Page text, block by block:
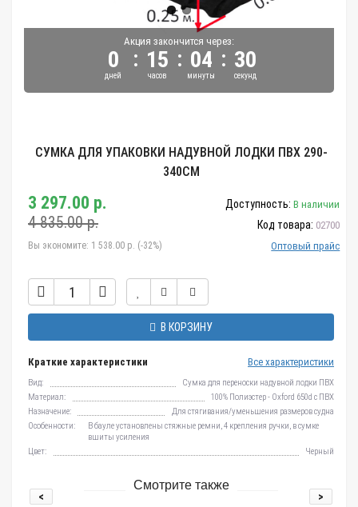
Акция закончится через:
0
дней
: 15
часов
: 04
минуты
: 29
секунд
СУМКА ДЛЯ УПАКОВКИ НАДУВНОЙ ЛОДКИ ПВХ 290-
340СМ
3 297.00 р.
4 835.00 р.
Вы экономите: 1 538.00 р. (-32%)
Доступность: В наличии
Код товара: 02700
Оптовый прайс
В КОРЗИНУ
Краткие характеристики Все характеристики
Вид:
Сумка для переноски надувной лодки ПВХ
Материал:
100% Полиэстер - Oxford 650d c ПВХ
Назначение:
Для стягивания/уменьшения размеров судна
Особенности:
В бауле установлены стяжные ремни, 4 крепления ручки, в сумке
вшиты усиления
Цвет:
Черный
Смотрите также
< >